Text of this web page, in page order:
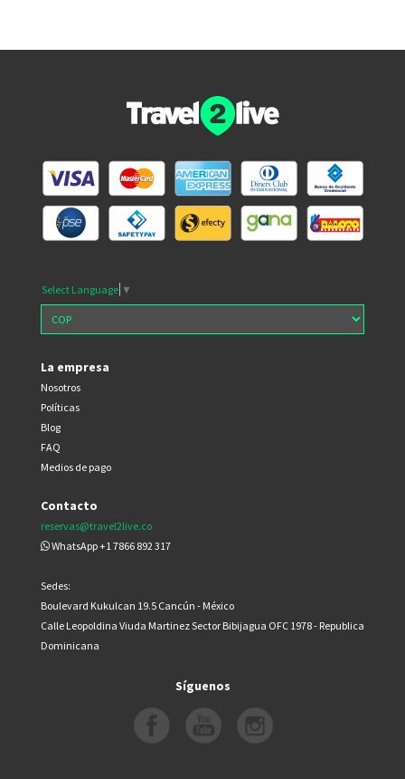
Select Language ▼
La empresa
Nosotros
Políticas
Blog
FAQ
Medios de pago
Contacto
reservas@travel2live.co
WhatsApp +1 7866 892 317
Sedes:
Boulevard Kukulcan 19.5 Cancún - México
Calle Leopoldina Viuda Martinez Sector Bibijagua OFC 1978 - Republica
Dominicana
Síguenos